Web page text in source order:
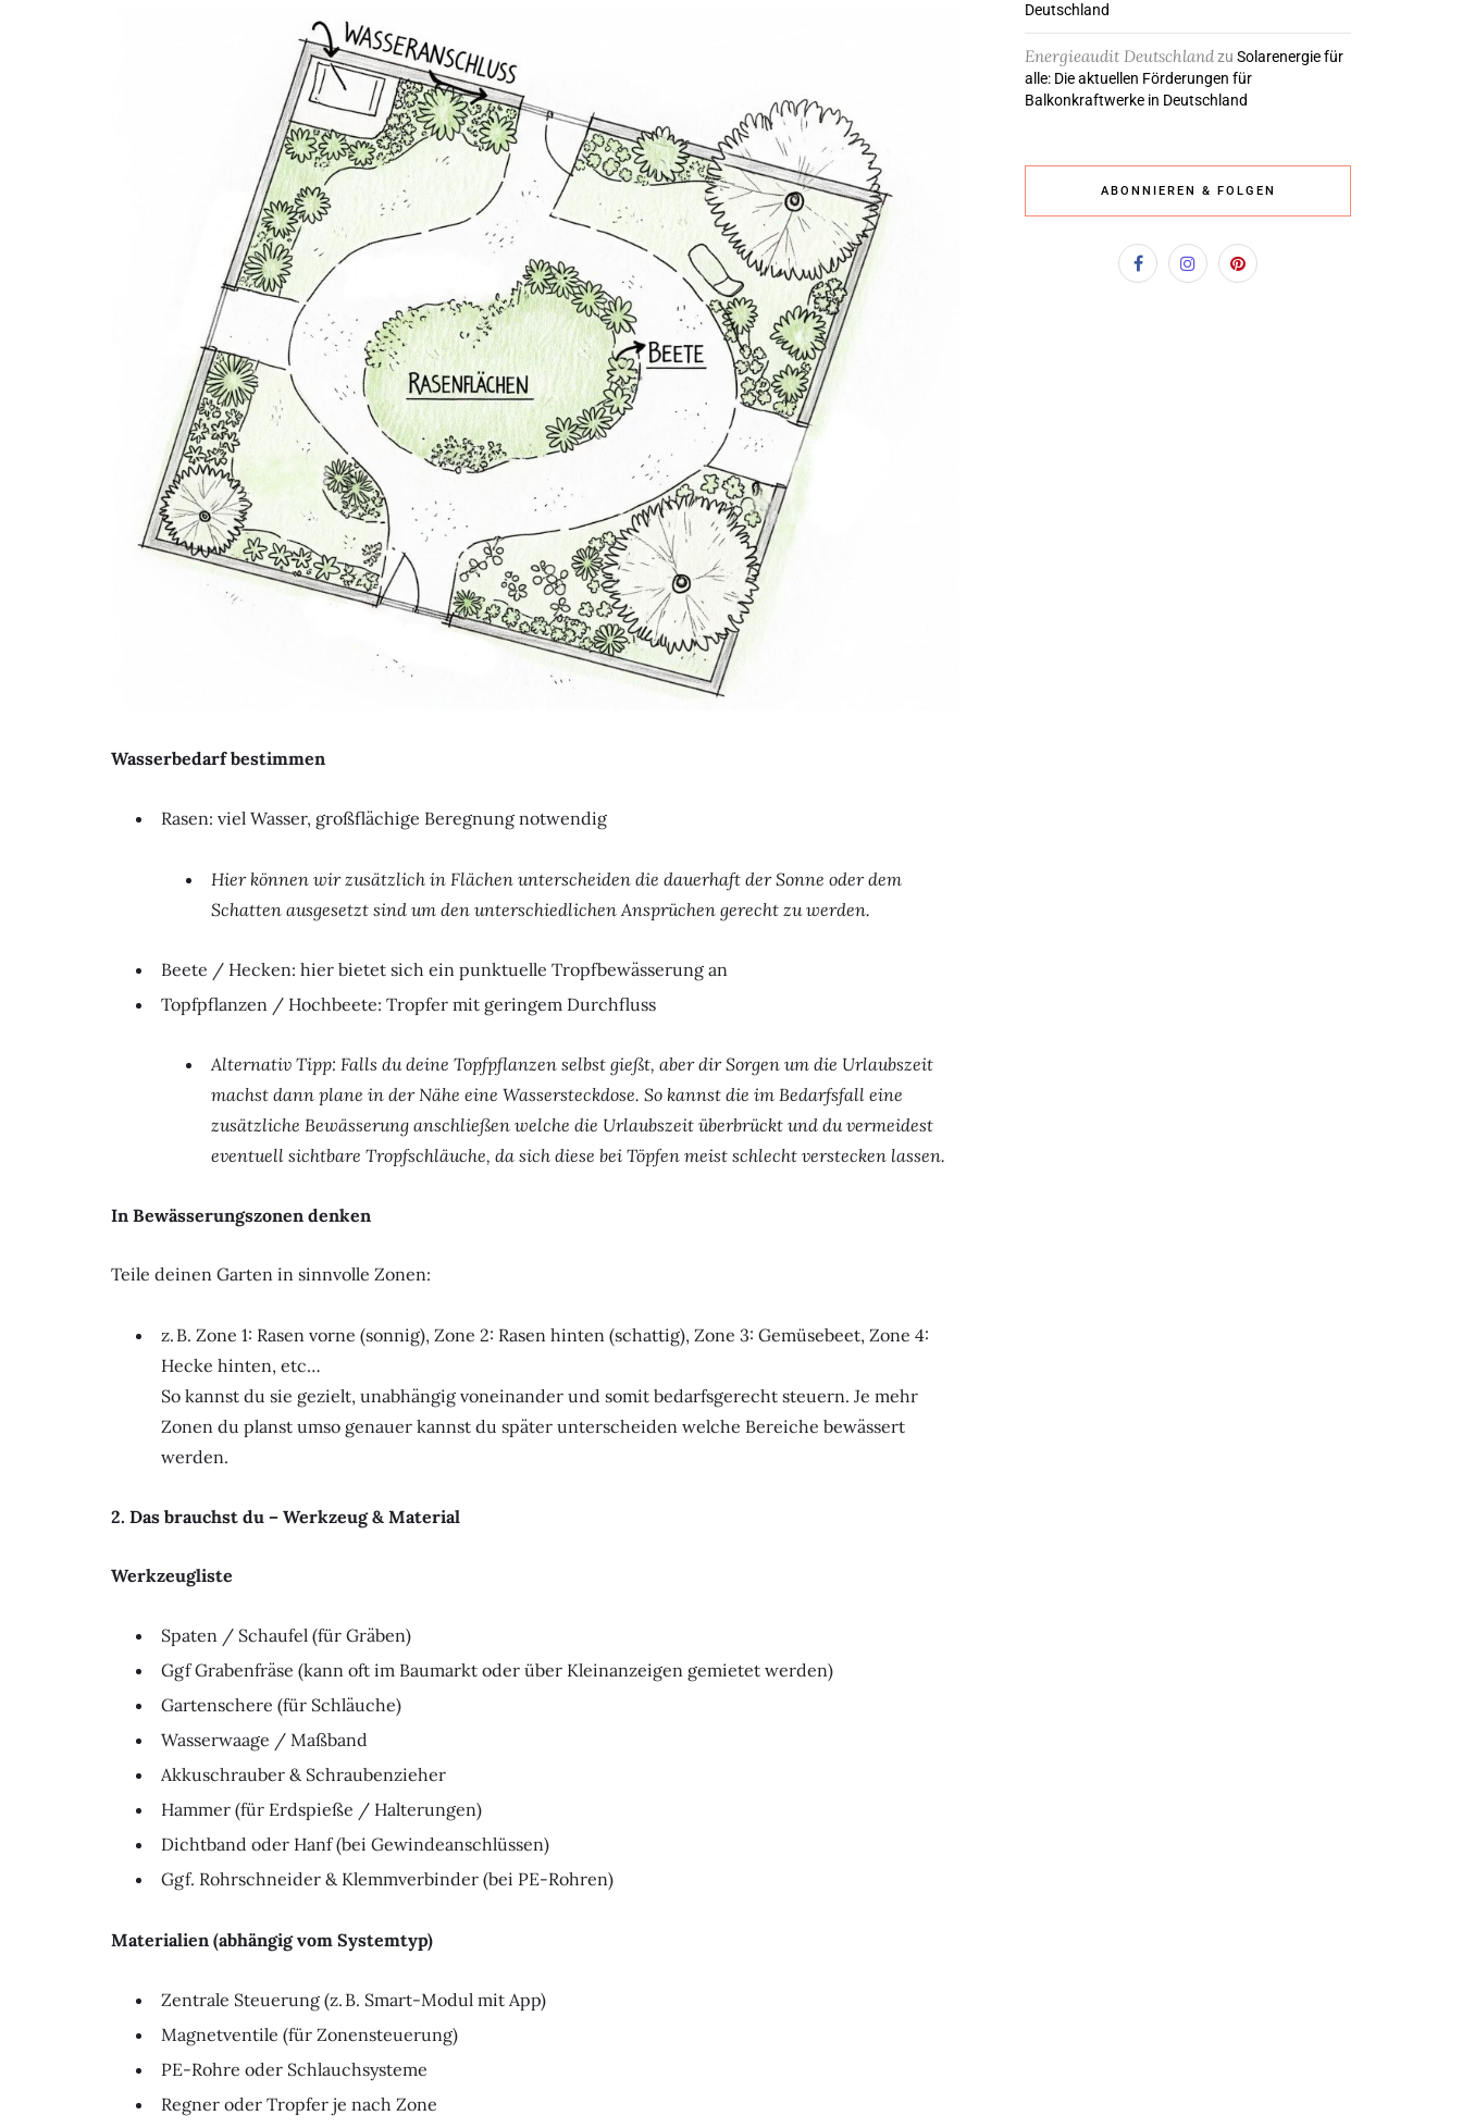
Wasserbedarf bestimmen
Rasen: viel Wasser, großflächige Beregnung notwendig
Hier können wir zusätzlich in Flächen unterscheiden die dauerhaft der Sonne oder dem
Schatten ausgesetzt sind um den unterschiedlichen Ansprüchen gerecht zu werden.
Beete / Hecken: hier bietet sich ein punktuelle Tropfbewässerung an
Topfpflanzen / Hochbeete: Tropfer mit geringem Durchfluss
Alternativ Tipp: Falls du deine Topfpflanzen selbst gießt, aber dir Sorgen um die Urlaubszeit
machst dann plane in der Nähe eine Wassersteckdose. So kannst die im Bedarfsfall eine
zusätzliche Bewässerung anschließen welche die Urlaubszeit überbrückt und du vermeidest
eventuell sichtbare Tropfschläuche, da sich diese bei Töpfen meist schlecht verstecken lassen.
In Bewässerungszonen denken
Teile deinen Garten in sinnvolle Zonen:
z. B. Zone 1: Rasen vorne (sonnig), Zone 2: Rasen hinten (schattig), Zone 3: Gemüsebeet, Zone 4:
Hecke hinten, etc…
So kannst du sie gezielt, unabhängig voneinander und somit bedarfsgerecht steuern. Je mehr
Zonen du planst umso genauer kannst du später unterscheiden welche Bereiche bewässert
werden.
2. Das brauchst du – Werkzeug & Material
Werkzeugliste
Spaten / Schaufel (für Gräben)
Ggf Grabenfräse (kann oft im Baumarkt oder über Kleinanzeigen gemietet werden)
Gartenschere (für Schläuche)
Wasserwaage / Maßband
Akkuschrauber & Schraubenzieher
Hammer (für Erdspieße / Halterungen)
Dichtband oder Hanf (bei Gewindeanschlüssen)
Ggf. Rohrschneider & Klemmverbinder (bei PE-Rohren)
Materialien (abhängig vom Systemtyp)
Zentrale Steuerung (z. B. Smart-Modul mit App)
Magnetventile (für Zonensteuerung)
PE-Rohre oder Schlauchsysteme
Regner oder Tropfer je nach Zone
Deutschland
Energieaudit Deutschlandzu Solarenergie für
alle: Die aktuellen Förderungen für
Balkonkraftwerke in Deutschland
ABONNIEREN & FOLGEN